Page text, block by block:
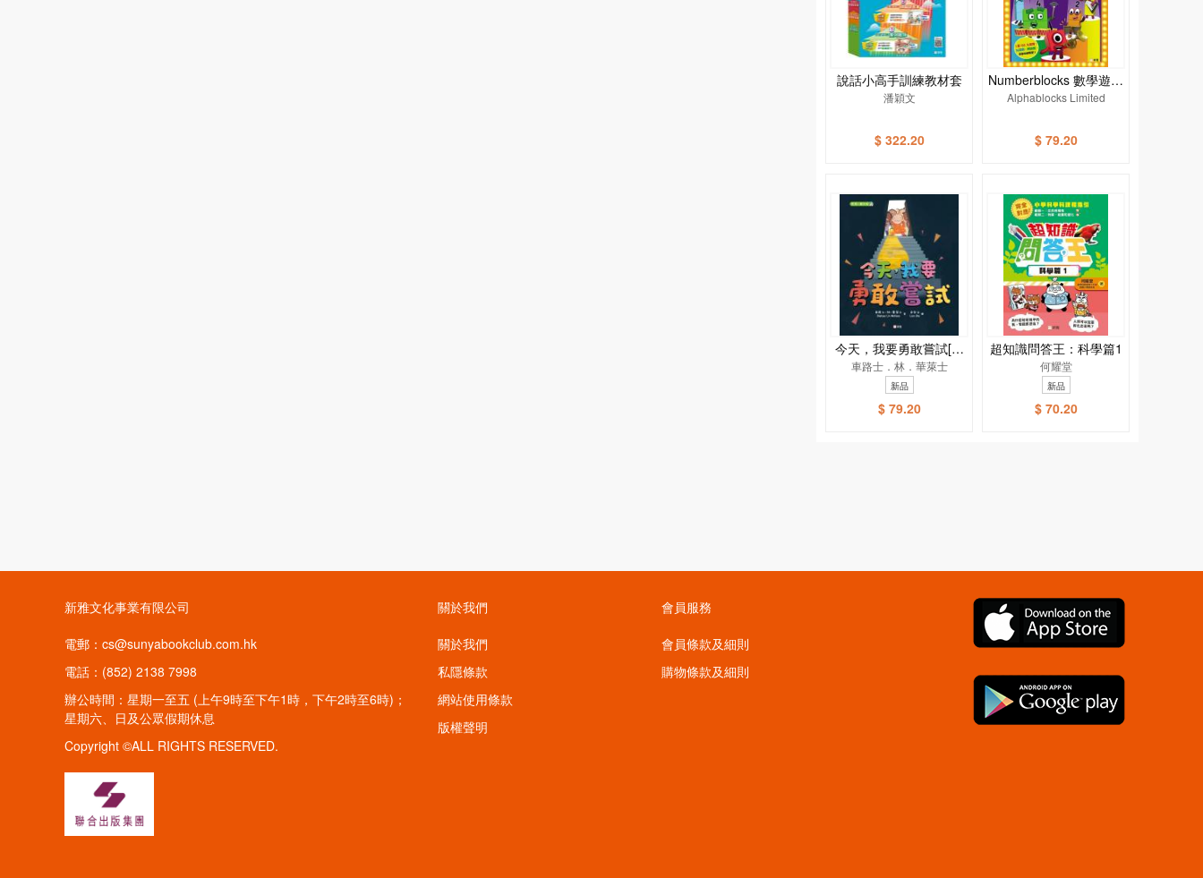
說話小高手訓練教材套
潘穎文
$ 322.20
Numberblocks 數學遊戲
書
Alphablocks Limited
$ 79.20
今天，我要勇敢嘗試[新
雅．繪本館]
車路士．林．華萊士
新品
$ 79.20
超知識問答王：科學篇1
何耀堂
新品
$ 70.20
新雅文化事業有限公司
電郵：cs@sunyabookclub.com.hk
電話：(852) 2138 7998
辦公時間：星期一至五 (上午9時至下午1時，下午2時至6時)；
星期六、日及公眾假期休息
Copyright ©ALL RIGHTS RESERVED.
關於我們
關於我們
私隱條款
網站使用條款
版權聲明
會員服務
會員條款及細則
購物條款及細則